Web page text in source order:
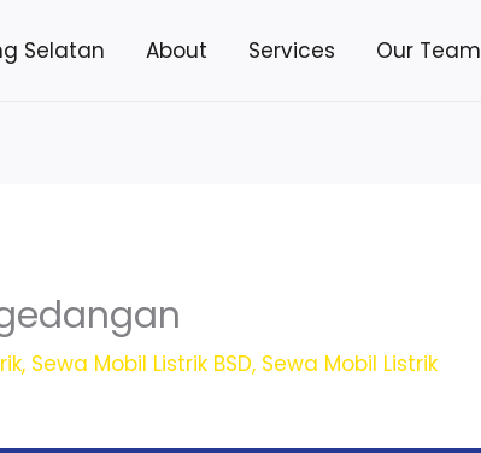
Selatan About Services Our Team
, Sewa Mobil Listrik BSD, Sewa Mobil Listrik